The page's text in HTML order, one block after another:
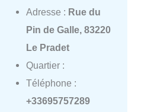
Adresse : Rue du
Pin de Galle, 83220
Le Pradet
Quartier :
Téléphone :
+33695757289